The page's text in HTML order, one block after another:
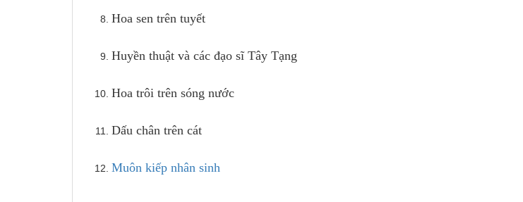
Hoa sen trên tuyết
Huyền thuật và các đạo sĩ Tây Tạng
Hoa trôi trên sóng nước
Dấu chân trên cát
Muôn kiếp nhân sinh